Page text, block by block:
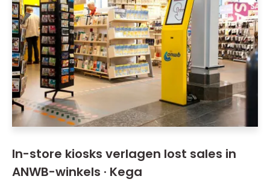
In-store kiosks verlagen lost sales in
ANWB-winkels · Kega